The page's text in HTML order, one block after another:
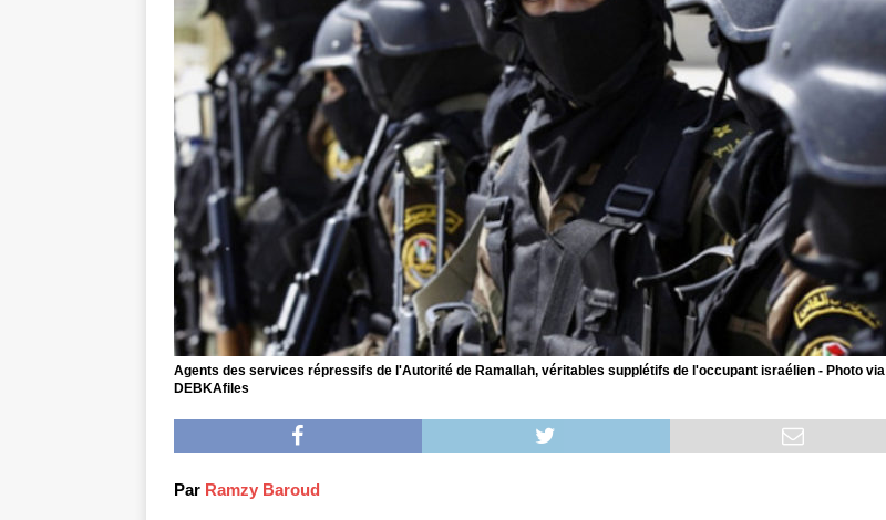
Agents des services répressifs de l'Autorité de Ramallah, véritables supplétifs de l'occupant israélien - Photo via
DEBKAfiles
Par Ramzy Baroud